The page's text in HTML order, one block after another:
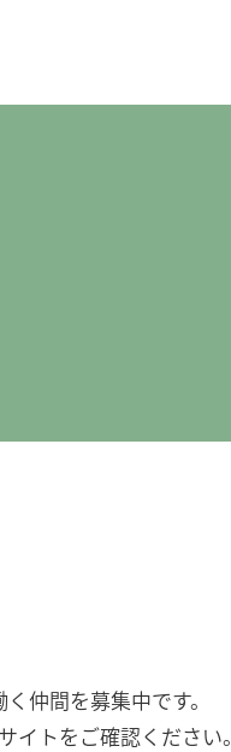
仲間を募集中です。
イトをご確認ください。